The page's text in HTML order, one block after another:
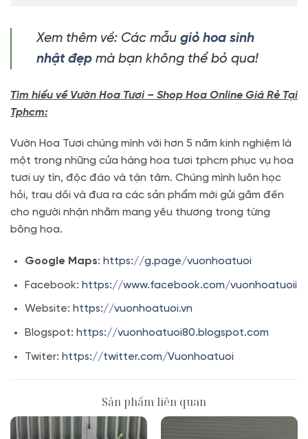
Xem thêm về: Các mẫu giỏ hoa sinh
nhật đẹp mà bạn không thể bỏ qua!
Tìm hiểu về Vườn Hoa Tươi – Shop Hoa Online Giá Rẻ Tại
Tphcm:
Vườn Hoa Tươi chúng mình với hơn 5 năm kinh nghiệm là
một trong những cửa hàng hoa tươi tphcm phục vụ hoa
tươi uy tín, độc đáo và tận tâm. Chúng mình luôn học
hỏi, trau dồi và đưa ra các sản phẩm mới gửi gắm đến
cho người nhận nhằm mang yêu thương trong từng
bông hoa.
Google Maps: https://g.page/vuonhoatuoi
Facebook: https://www.facebook.com/vuonhoatuoii
Website: https://vuonhoatuoi.vn
Blogspot: https://vuonhoatuoi80.blogspot.com
Twiter: https://twitter.com/Vuonhoatuoi
Sản phẩm liên quan